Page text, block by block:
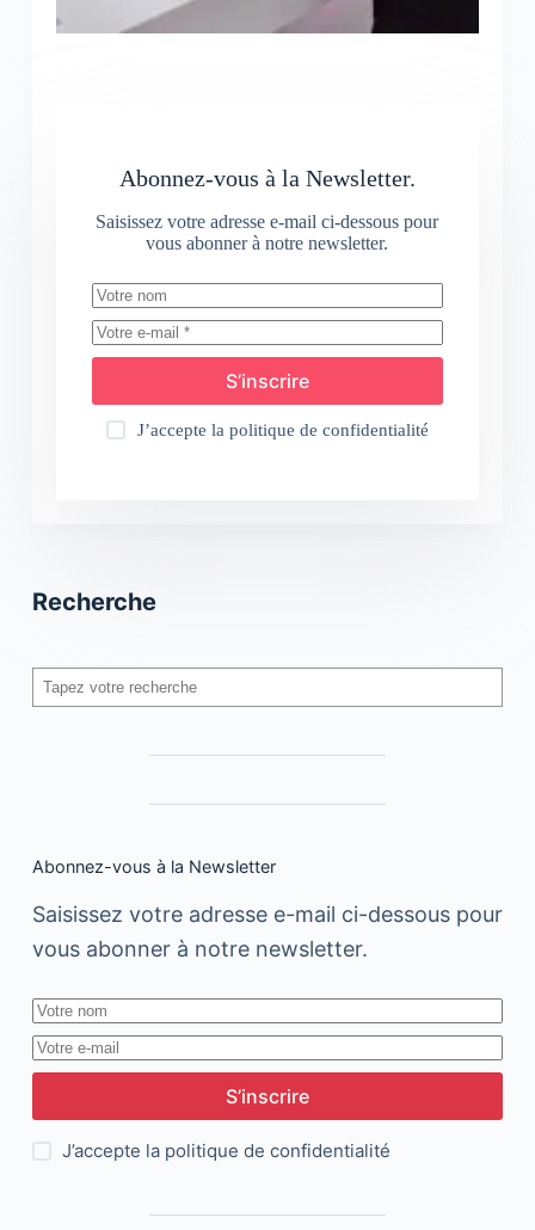
Abonnez-vous à la Newsletter.
Saisissez votre adresse e-mail ci-dessous pour
vous abonner à notre newsletter.
S’inscrire
J’accepte la politique de confidentialité
Recherche
Rechercher
Abonnez-vous à la Newsletter
Saisissez votre adresse e-mail ci-dessous pour
vous abonner à notre newsletter.
S’inscrire
J’accepte la politique de confidentialité